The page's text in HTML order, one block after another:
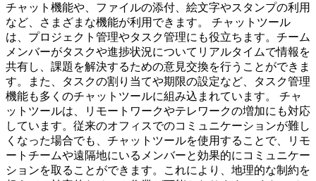
チャット機能や、ファイルの添付、絵文字やスタンプの利用
など、さまざまな機能が利用できます。 チャットツール
は、プロジェクト管理やタスク管理にも役立ちます。チーム
メンバーがタスクや進捗状況についてリアルタイムで情報を
共有し、課題を解決するための意見交換を行うことができま
す。また、タスクの割り当てや期限の設定など、タスク管理
機能も多くのチャットツールに組み込まれています。 チャ
ットツールは、リモートワークやテレワークの増加にも対応
しています。従来のオフィスでのコミュニケーションが難し
くなった場合でも、チャットツールを使用することで、リモ
ートチームや遠隔地にいるメンバーと効果的にコミュニケー
ションを取ることができます。これにより、地理的な制約を